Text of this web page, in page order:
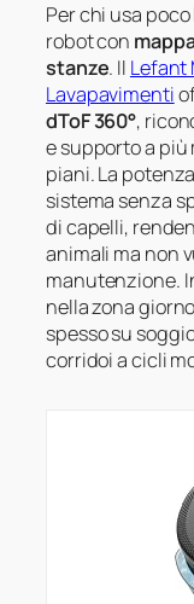
Per chi usa
robot con
stanze. Il Lefant
Lavapavimenti
dToF 360°,
e supporto a più
piani. La
sistema senza
di capelli,
animali ma non
manutenzione.
nella zona
spesso su
corridoi a cicli